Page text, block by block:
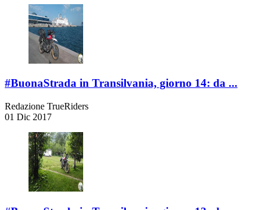
#BuonaStrada in Transilvania, giorno 14: da ...
Redazione TrueRiders
01 Dic 2017